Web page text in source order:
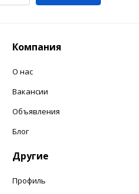
Компания
О нас
Вакансии
Объявления
Блог
Другие
Профиль